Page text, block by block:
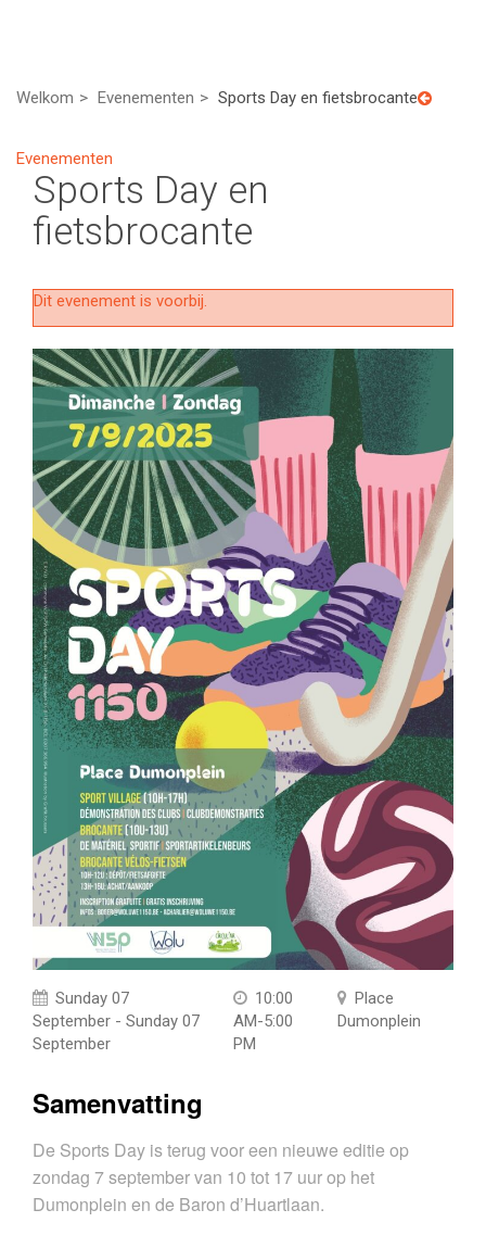
Welkom Evenementen Sports Day en fietsbrocante
Evenementen
Sports Day en
fietsbrocante
Dit evenement is voorbij.
Sunday 07
September - Sunday 07
September
10:00
AM-5:00
PM
Place
Dumonplein
Samenvatting
De Sports Day is terug voor een nieuwe editie op
zondag 7 september van 10 tot 17 uur op het
Dumonplein en de Baron d’Huartlaan.